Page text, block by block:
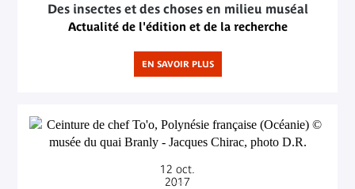
Des insectes et des choses en milieu muséal
Actualité de l'édition et de la recherche
EN SAVOIR PLUS
12 oct.
2017